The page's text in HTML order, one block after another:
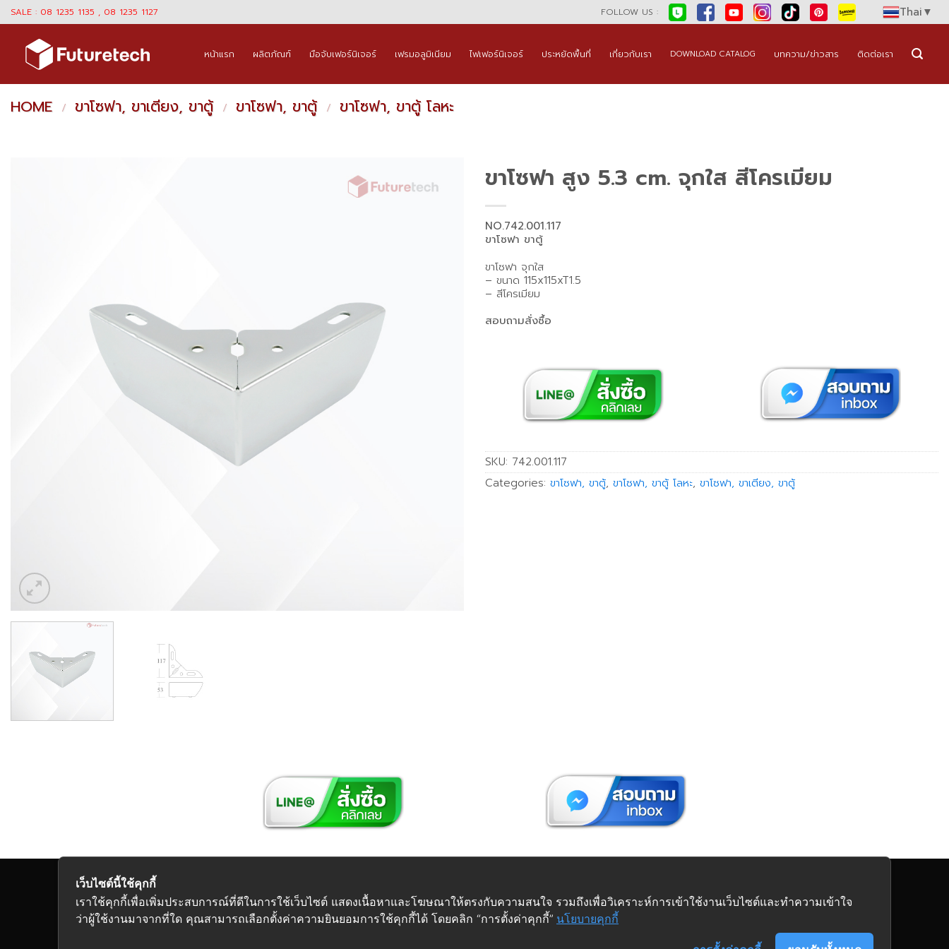
Skip
to
content
SALE : 08 1235 1135 , 08 1235 1127 FOLLOW US : Thai▼
หน้าแรก ผลิตภัณฑ์ มือจับเฟอร์นิเจอร์ เฟรมอลูมิเนียม ไฟเฟอร์นิเจอร์ ประหยัดพื้นที่ เกี่ยวกับเรา DOWNLOAD CATALOG บทความ/ข่าวสาร ติดต่อเรา
HOME / ขาโซฟา, ขาเตียง, ขาตู้ / ขาโซฟา, ขาตู้ / ขาโซฟา, ขาตู้ โลหะ
ขาโซฟา สูง 5.3 cm. จุกใส สีโครเมียม
NO.742.001.117
ขาโซฟา ขาตู้
ขาโซฟา จุกใส
– ขนาด 115x115xT1.5
– สีโครเมียม
สอบถามสั่งซื้อ
SKU: 742.001.117
Categories: ขาโซฟา, ขาตู้, ขาโซฟา, ขาตู้ โลหะ, ขาโซฟา, ขาเตียง, ขาตู้
Copyright 2026 © Futuretech Intermarketing Co., Ltd. ศูนย์รวมอุปกรณ์เฟอร์นิเจอร์ครบวงจร
เว็บไซต์นี้ใช้คุกกี้
เราใช้คุกกี้เพื่อเพิ่มประสบการณ์ที่ดีในการใช้เว็บไซต์ แสดงเนื้อหาและโฆษณาให้ตรงกับความสนใจ รวมถึงเพื่อวิเคราะห์การเข้าใช้งานเว็บไซต์และทำความเข้าใจ
ว่าผู้ใช้งานมาจากที่ใด คุณสามารถเลือกตั้งค่าความยินยอมการใช้คุกกี้ได้ โดยคลิก “การตั้งค่าคุกกี้” นโยบายคุกกี้